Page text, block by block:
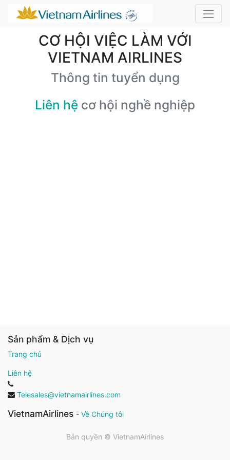
CƠ HỘI VIỆC LÀM VỚI
VIETNAM AIRLINES
Thông tin tuyển dụng
Liên hệ cơ hội nghề nghiệp
Sản phẩm & Dịch vụ
Trang chủ
Liên hệ
Telesales@vietnamairlines.com
VietnamAirlines - Về Chúng tôi
Bản quyền © VietnamAirlines